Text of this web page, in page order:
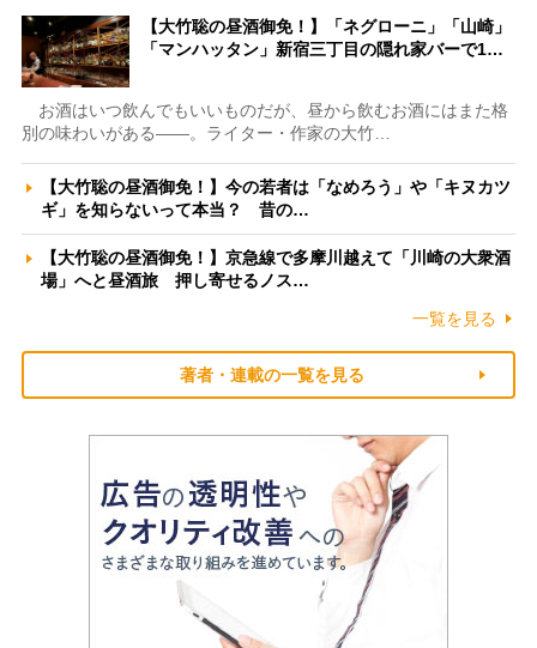
【大竹聡の昼酒御免！】「ネグローニ」「山崎」
「マンハッタン」新宿三丁目の隠れ家バーで1…
お酒はいつ飲んでもいいものだが、昼から飲むお酒にはまた格
別の味わいがある――。ライター・作家の大竹…
【大竹聡の昼酒御免！】今の若者は「なめろう」や「キヌカツ
ギ」を知らないって本当？ 昔の…
【大竹聡の昼酒御免！】京急線で多摩川越えて「川崎の大衆酒
場」へと昼酒旅 押し寄せるノス…
一覧を見る
著者・連載の一覧を見る